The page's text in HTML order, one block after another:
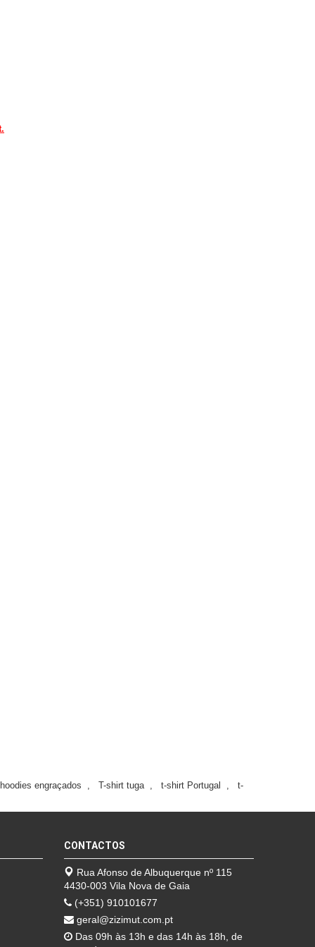
hoodies engraçados T-shirt tuga t-shirt Portugal
t-
CONTACTOS
Rua Afonso de Albuquerque nº 115
4430-003 Vila Nova de Gaia
(+351) 910101677
geral@zizimut.com.pt
Das 09h às 13h e das 14h às 18h, de